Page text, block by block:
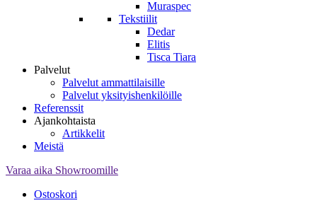
Muraspec
Tekstiilit
Dedar
Elitis
Tisca Tiara
Palvelut
Palvelut ammattilaisille
Palvelut yksityishenkilöille
Referenssit
Ajankohtaista
Artikkelit
Meistä
Varaa aika Showroomille
Ostoskori